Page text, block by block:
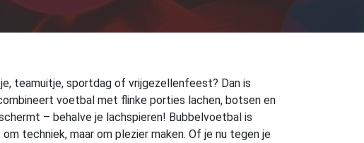
teamuitje, sportdag of vrijgezellenfeest? Dan is
voetbal met flinke porties lachen, botsen en
– behalve je lachspieren! Bubbelvoetbal is
techniek, maar om plezier maken. Of je nu tegen je